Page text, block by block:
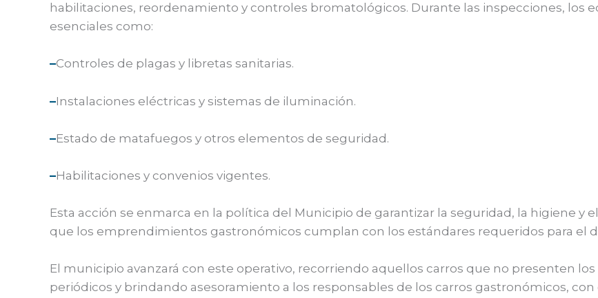
habilitaciones, reordenamiento y controles bromatológicos. Durante las inspecciones, los
esenciales como:
–Controles de plagas y libretas sanitarias.
–Instalaciones eléctricas y sistemas de iluminación.
–Estado de matafuegos y otros elementos de seguridad.
–Habilitaciones y convenios vigentes.
Esta acción se enmarca en la política del Municipio de garantizar la seguridad, la higiene
que los emprendimientos gastronómicos cumplan con los estándares requeridos para el
El municipio avanzará con este operativo, recorriendo aquellos carros que no presenten
periódicos y brindando asesoramiento a los responsables de los carros gastronómicos,